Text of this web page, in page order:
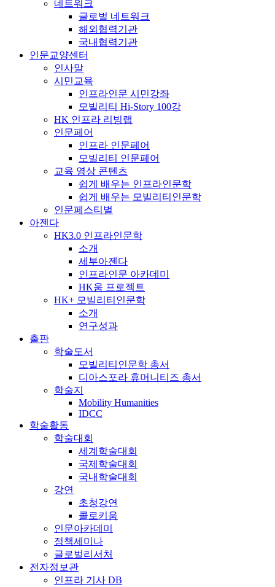
네트워크
글로벌 네트워크
해외협력기관
국내협력기관
인문교양센터
인사말
시민교육
인프라인문 시민강좌
모빌리티 Hi-Story 100강
HK 인프라 리빙랩
인문페어
인프라 인문페어
모빌리티 인문페어
교육 영상 콘텐츠
쉽게 배우는 인프라인문학
쉽게 배우는 모빌리티인문학
인문페스티벌
아젠다
HK3.0 인프라인문학
소개
세부아젠다
인프라인문 아카데미
HK움 프로젝트
HK+ 모빌리티인문학
소개
연구성과
출판
학술도서
모빌리티인문학 총서
디아스포라 휴머니티즈 총서
학술지
Mobility Humanities
IDCC
학술활동
학술대회
세계학술대회
국제학술대회
국내학술대회
강연
초청강연
콜로키움
인문아카데미
정책세미나
글로벌리서처
전자정보관
인프라 기사 DB